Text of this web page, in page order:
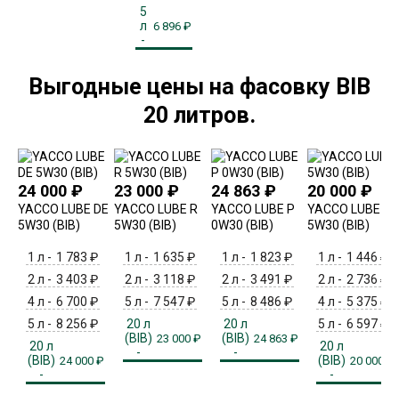
5
л
-
6 896 ₽
Выгодные цены на фасовку BIB
20 литров.
24 000 ₽
YACCO LUBE DE
5W30 (BIB)
1 л - 1 783 ₽
2 л - 3 403 ₽
4 л - 6 700 ₽
5 л - 8 256 ₽
20 л
(BIB)
-
24 000 ₽
23 000₽
YACCO LUBE R
5W30 (BIB)
1 л - 1 635 ₽
2 л - 3 118 ₽
5 л - 7 547₽
20 л
(BIB)
-
23 000 ₽
24 863 ₽
YACCO LUBE P
0W30 (BIB)
1 л - 1 823 ₽
2 л - 3 491 ₽
5 л - 8 486 ₽
20 л
(BIB)
-
24 863 ₽
20 000₽
YACCO LUBE F
5W30 (BIB)
1 л - 1 446 ₽
2 л - 2 736 ₽
4 л - 5 375 ₽
5 л - 6 597₽
20 л
(BIB)
-
20 000